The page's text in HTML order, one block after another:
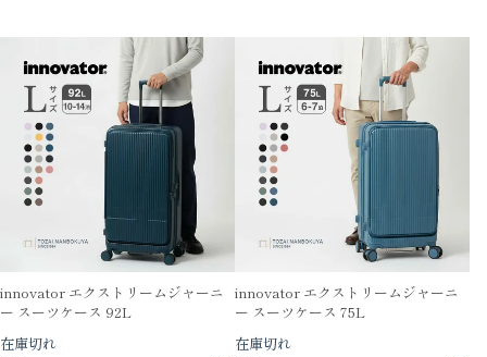
innovator エクストリームジャーニ
ー スーツケース 92L
在庫切れ
innovator エクストリームジャーニ
ー スーツケース 75L
在庫切れ